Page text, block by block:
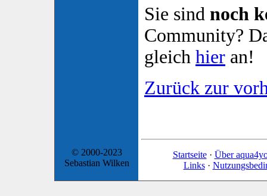
Sie sind noch
Community?
gleich hier an!
Zurück zur
© 2000-2023
Sebastian Wilken
Startseite· Über
Links·